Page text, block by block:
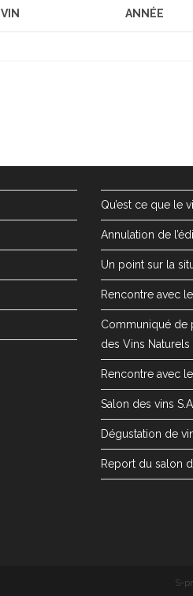
VIN ANNÉE
Qu’est ce que le
Annulation de
Un point sur la
Rencontre avec
Communiqué de
des Vins Naturels
Rencontre avec
Salon des vins
Dégustation de
Report du salon
S-